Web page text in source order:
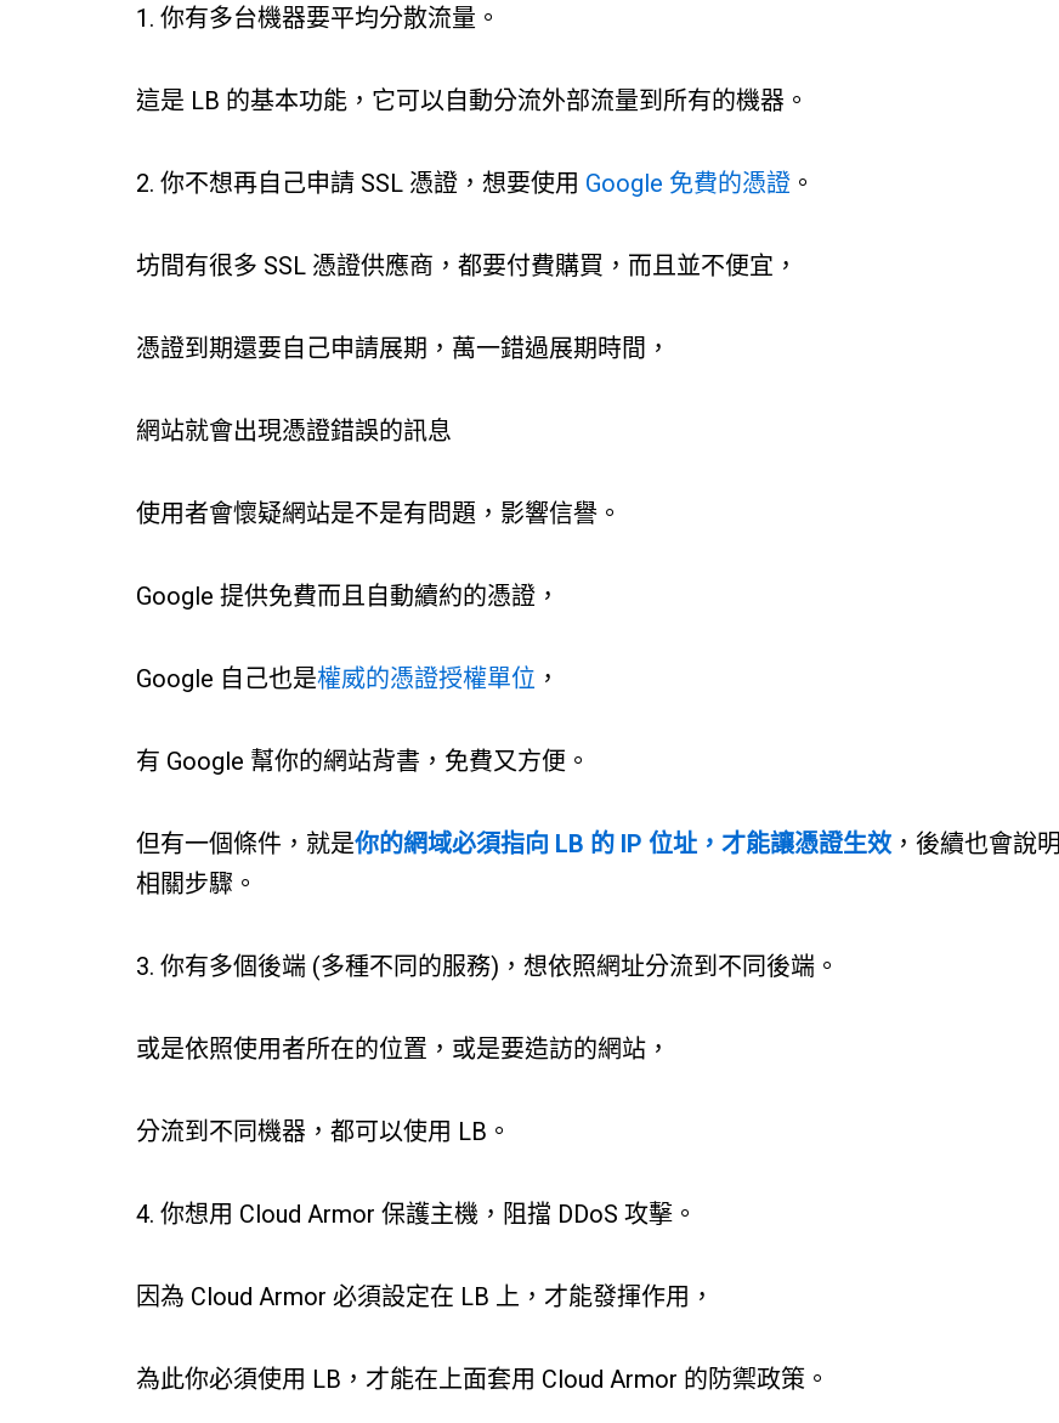
1. 你有多台機器要平均分散流量。
這是 LB 的基本功能，它可以自動分流外部流量到所有的機器。
2. 你不想再自己申請 SSL 憑證，想要使用 Google 免費的憑證 。
坊間有很多 SSL 憑證供應商，都要付費購買，而且並不便宜，
憑證到期還要自己申請展期，萬一錯過展期時間，
網站就會出現憑證錯誤的訊息
使用者會懷疑網站是不是有問題，影響信譽。
Google 提供免費而且自動續約的憑證，
Google 自己也是權威的憑證授權單位 ，
有 Google 幫你的網站背書，免費又方便。
但有一個條件，就是你的網域必須指向 LB 的 IP 位址，才能讓憑證生效，後續也會說明
相關步驟。
3. 你有多個後端 (多種不同的服務)，想依照網址分流到不同後端。
或是依照使用者所在的位置，或是要造訪的網站，
分流到不同機器，都可以使用 LB。
4. 你想用 Cloud Armor 保護主機，阻擋 DDoS 攻擊。
因為 Cloud Armor 必須設定在 LB 上，才能發揮作用，
為此你必須使用 LB，才能在上面套用 Cloud Armor 的防禦政策。